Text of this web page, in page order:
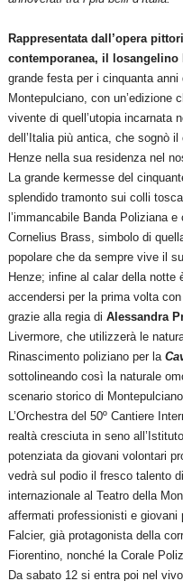
Rappresentata dall’opera
contemporanea, il losangelino
grande festa per i cinquanta anni
Montepulciano, con un’edizione
vivente di quell’utopia incarnata
dell’Italia più antica, che sognò
Henze nella sua residenza nel
La grande kermesse del
splendido tramonto sui colli
l’immancabile Banda Poliziana
Cornelius Brass, simbolo di
popolare che da sempre vive il
Henze; infine al calar della notte
accendersi per la prima volta con
grazie alla regia diAlessandra
Livermore, che utilizzerà le
Rinascimento poliziano per la
sottolineando così la naturale
scenario storico di
L’Orchestra del 50º Cantiere
realtà cresciuta in seno
potenziata da giovani volontari
vedrà sul podio il fresco talento
internazionale al Teatro della
affermati professionisti e
Falcier, già protagonista della
Fiorentino, nonché la Corale
Da sabato 12 si entra poi nel